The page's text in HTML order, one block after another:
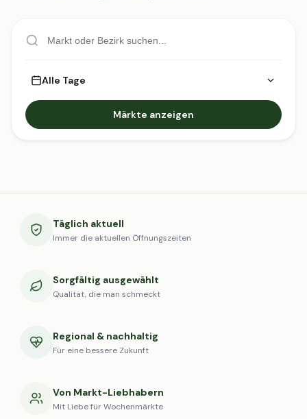
Alle Tage
Märkte anzeigen
Täglich aktuell
Immer die aktuellen Öffnungszeiten
Sorgfältig ausgewählt
Qualität, die man schmeckt
Regional & nachhaltig
Für eine bessere Zukunft
Von Markt-Liebhabern
Mit Liebe für Wochenmärkte